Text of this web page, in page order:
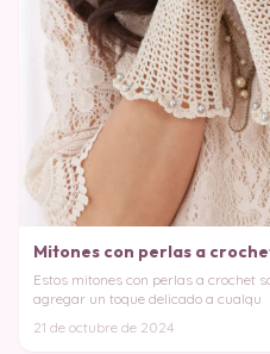
Mitones con perlas a
Estos mitones con perlas a crochet
agregar un toque delicado a cualqu
21 de octubre de 2024